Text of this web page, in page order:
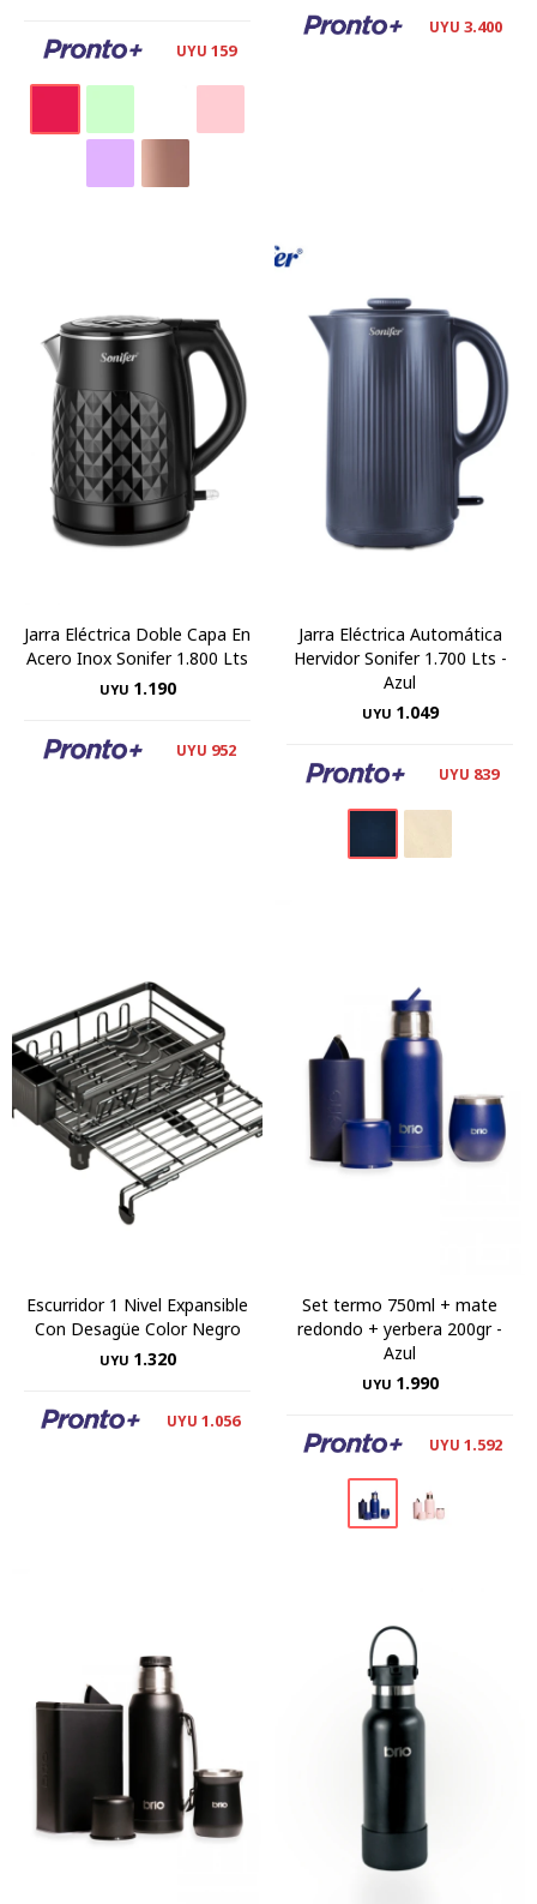
UYU 159
UYU 3.400
Jarra Eléctrica Doble Capa En
Acero Inox Sonifer 1.800 Lts
UYU 1.190
UYU 952
Jarra Eléctrica Automática
Hervidor Sonifer 1.700 Lts -
Azul
UYU 1.049
UYU 839
Escurridor 1 Nivel Expansible
Con Desagüe Color Negro
UYU 1.320
UYU 1.056
Set termo 750ml + mate
redondo + yerbera 200gr -
Azul
UYU 1.990
UYU 1.592